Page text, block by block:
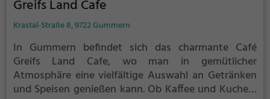
Greifs Land Cafe
Krastal-Straße 8, 9722 Gummern
In Gummern befindet sich das charmante Café
Greifs Land Cafe, wo man in gemütlicher
Atmosphäre eine vielfältige Auswahl an Getränken
und Speisen genießen kann. Ob Kaffee und Kuchen,